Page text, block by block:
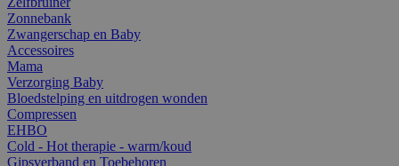
Zonnebank
Zwangerschap en Baby
Accessoires
Mama
Verzorging Baby
Bloedstelping en uitdrogen wonden
Compressen
EHBO
Cold - Hot therapie - warm/koud
Gipsverband en Toebehoren